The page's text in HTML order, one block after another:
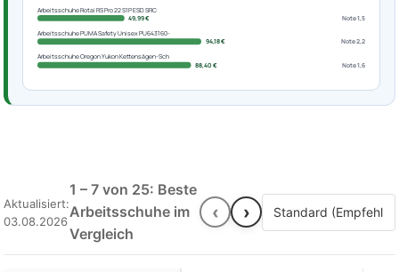
Arbeitsschuhe Rotai RS Pro 22 S1P ESD SRC
49,99 €
Note 1,5
Arbeitsschuhe PUMA Safety Unisex PU643160-
94,18 €
Note 2,2
Arbeitsschuhe Oregon Yukon Kettensägen-Sch
88,40 €
Note 1,6
Aktualisiert:
03.08.2026
1 – 7 von 25: Beste
Arbeitsschuhe im
Vergleich
‹ ›